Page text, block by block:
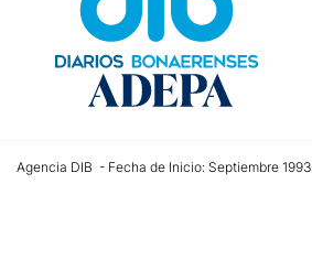
Agencia DIB - Fecha de Inicio: Septiembre 1993